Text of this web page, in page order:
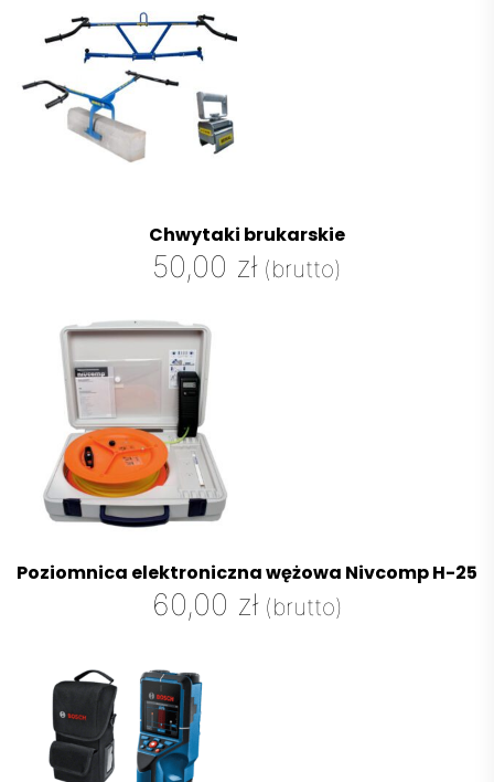
Chwytaki brukarskie
50,00 zł (brutto)
Poziomnica elektroniczna wężowa Nivcomp H-25
60,00 zł (brutto)